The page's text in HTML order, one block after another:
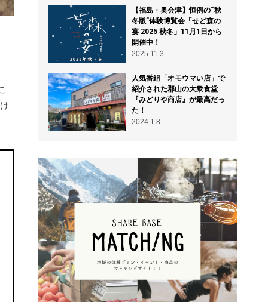
【福島・奥会津】恒例の“秋
冬版”体験博覧会「せど森の
宴 2025 秋冬」11月1日から
開催中！
2025.11.3
人気番組「オモウマい店」で
紹介された郡山の大衆食堂
『みどりや商店』が最高だっ
た！
2024.1.8